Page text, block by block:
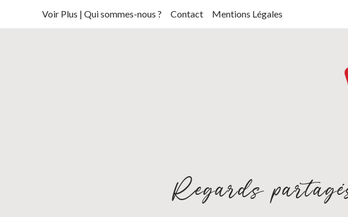
Voir Plus | Qui sommes-nous ? Contact Mentions Légales
Regards